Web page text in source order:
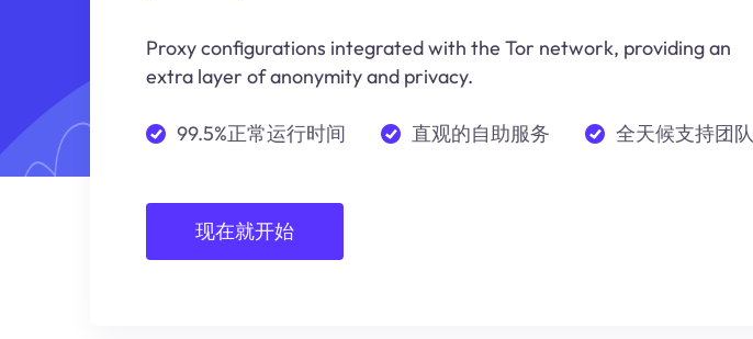
Proxy configurations integrated with the Tor network, providing an
extra layer of anonymity and privacy.
99.5%正常运行时间 直观的自助服务 全天候支持团队
现在就开始